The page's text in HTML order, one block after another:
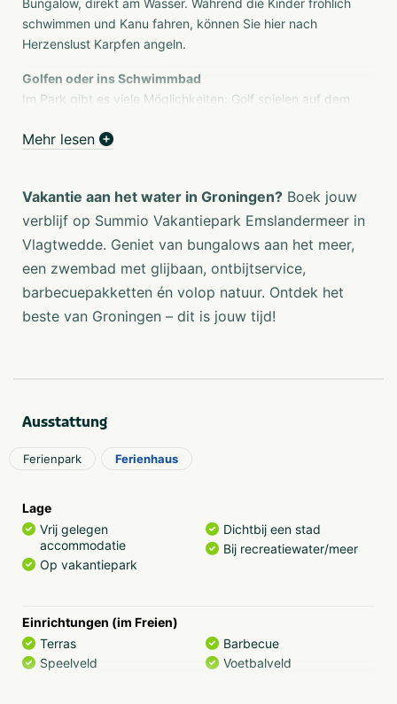
Bungalow, direkt am Wasser. Während die Kinder fröhlich
schwimmen und Kanu fahren, können Sie hier nach
Herzenslust Karpfen angeln.
Golfen oder ins Schwimmbad
Im Park gibt es viele Möglichkeiten: Golf spielen auf dem
spielen oder gemeinsam mit der ganzen Familie ins
Groningen ist eine wunderschöne Ferienregion
Auch die Umgebung des Ferienparks Emslandermeer
lange Wander-, Fahrrad- oder Mountainbiketour durch die
Natur. Und wie wäre es mit einem Ausflug zur Festung
Bourtange oder einem Besuch der Wonderwereld in Ter
Apel? Auf dem Ferienpark Emslandermeer werden Sie
Mehr lesen
Vakantie aan het water in Groningen? Boek jouw
verblijf op Summio Vakantiepark Emslandermeer in
Vlagtwedde. Geniet van bungalows aan het meer,
een zwembad met glijbaan, ontbijtservice,
barbecuepakketten én volop natuur. Ontdek het
beste van Groningen – dit is jouw tijd!
Ausstattung
Ferienpark Ferienhaus
Lage
Vrij gelegen
accommodatie
Op vakantiepark
Dichtbij een stad
Bij recreatiewater/meer
Einrichtungen (im Freien)
Terras
Speelveld
Barbecue
Voetbalveld